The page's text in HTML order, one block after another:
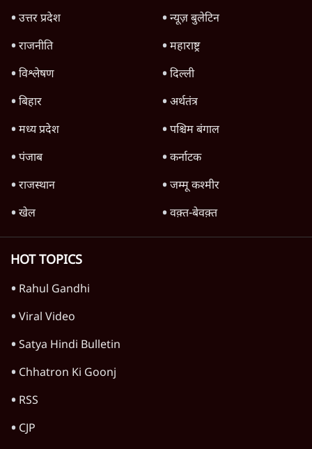
उत्तर प्रदेश
न्यूज़ बुलेटिन
राजनीति
महाराष्ट्र
विश्लेषण
दिल्ली
बिहार
अर्थतंत्र
मध्य प्रदेश
पश्चिम बंगाल
पंजाब
कर्नाटक
राजस्थान
जम्मू कश्मीर
खेल
वक़्त-बेवक़्त
HOT TOPICS
Rahul Gandhi
Viral Video
Satya Hindi Bulletin
Chhatron Ki Goonj
RSS
CJP